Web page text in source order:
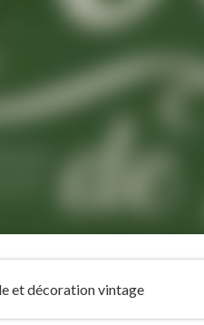
et décoration vintage